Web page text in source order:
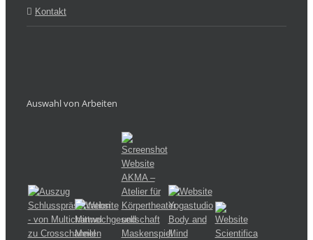
Kontakt
Auswahl von Arbeiten